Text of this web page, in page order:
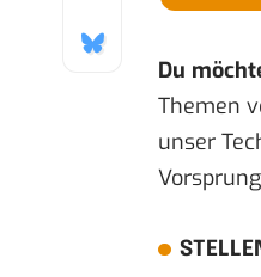
Du
Themen
unser